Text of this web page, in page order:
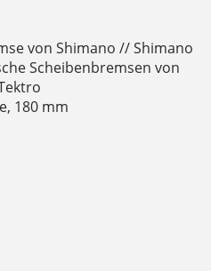
von Shimano // Shimano
Scheibenbremsen von
180 mm